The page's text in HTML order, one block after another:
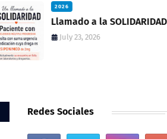
2026
Llamado a la SOLIDARIDAD
July 23, 2026
Redes Sociales